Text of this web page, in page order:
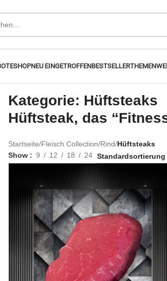
SHOPNEU EINGETROFFENBESTSELLER
Kategorie: Hüftsteaks
Hüftsteak, das
Startseite/Fleisch Collection/Rind/Hüftsteaks
Show
9 12 18 24